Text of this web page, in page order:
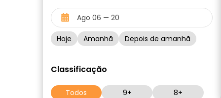
Hoje Amanhã Depois de amanhã
Classificação
Todos 9+
8+